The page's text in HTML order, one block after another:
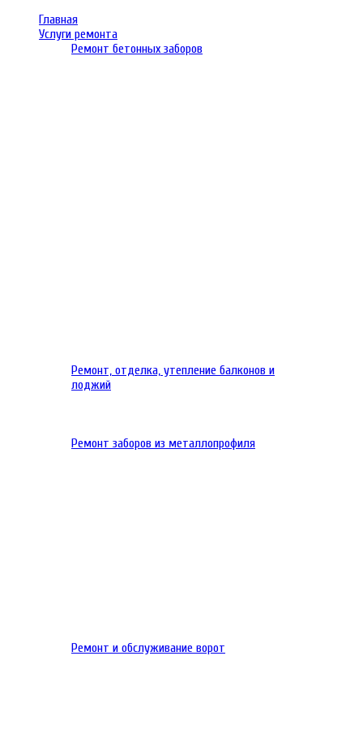
Главная
Услуги ремонта
Ремонт бетонных заборов
Ремонт, отделка, утепление балконов и
лоджий
Ремонт заборов из металлопрофиля
Ремонт и обслуживание ворот